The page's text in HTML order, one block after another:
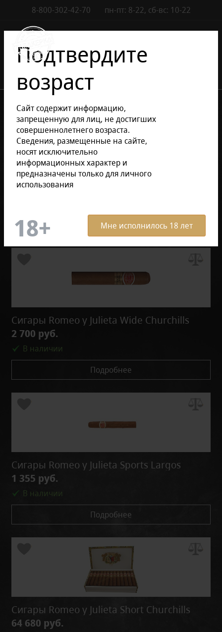
8-800-302-42-70 пн-пт: 8-22, сб-вс: 10-22
Сигары Romeo y Julieta
Уточнить раздел
Подтвердите
возраст
Сайт содержит информацию,
запрещенную для лиц, не достигших
совершеннолетнего возраста.
Сведения, размещенные на сайте,
носят исключительно
информационных характер и
предназначены только для личного
использования
Мне исполнилось 18 лет
Сигары Romeo y Julieta
По умолчанию
Сигары Romeo y Julieta Wide Churchills
2 700 руб.
В наличии
Подробнее
Сигары Romeo y Julieta Sports Largos
1 355 руб.
В наличии
Подробнее
Сигары Romeo y Julieta Short Churchills
64 680 руб.